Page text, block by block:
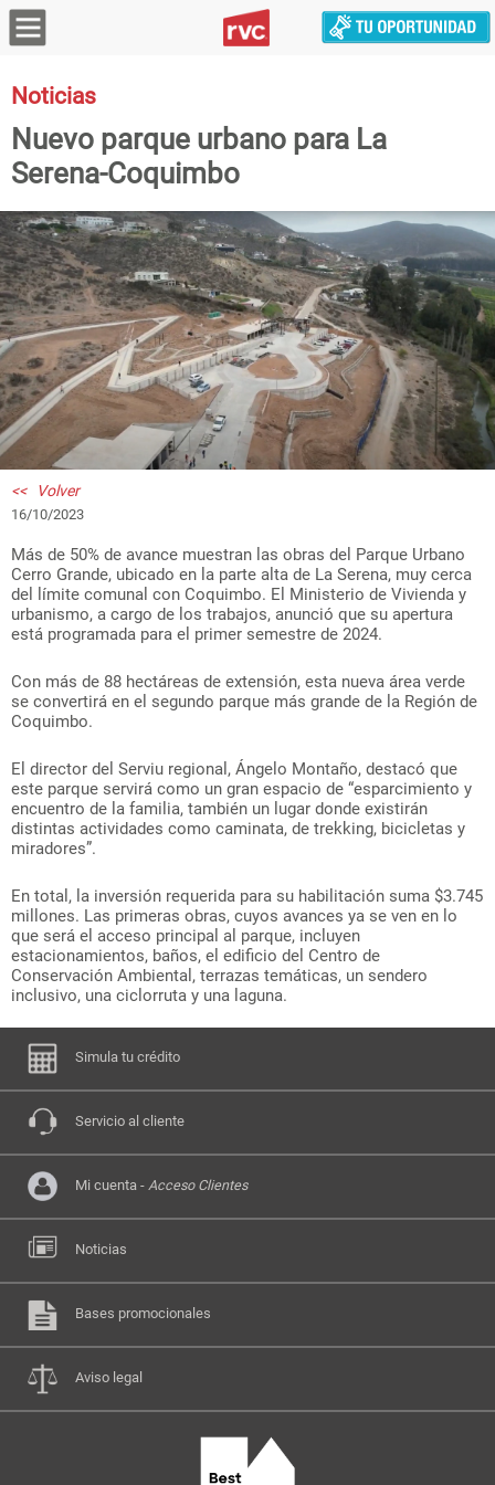
Noticias
Nuevo parque urbano para La
Serena-Coquimbo
<< Volver
16/10/2023
Más de 50% de avance muestran las obras del Parque Urbano
Cerro Grande, ubicado en la parte alta de La Serena, muy cerca
del límite comunal con Coquimbo. El Ministerio de Vivienda y
urbanismo, a cargo de los trabajos, anunció que su apertura
está programada para el primer semestre de 2024.
Con más de 88 hectáreas de extensión, esta nueva área verde
se convertirá en el segundo parque más grande de la Región de
Coquimbo.
El director del Serviu regional, Ángelo Montaño, destacó que
este parque servirá como un gran espacio de “esparcimiento y
encuentro de la familia, también un lugar donde existirán
distintas actividades como caminata, de trekking, bicicletas y
miradores”.
En total, la inversión requerida para su habilitación suma $3.745
millones. Las primeras obras, cuyos avances ya se ven en lo
que será el acceso principal al parque, incluyen
estacionamientos, baños, el edificio del Centro de
Conservación Ambiental, terrazas temáticas, un sendero
inclusivo, una ciclorruta y una laguna.
Simula tu crédito
Servicio al cliente
Mi cuenta - Acceso Clientes
Noticias
Bases promocionales
Aviso legal